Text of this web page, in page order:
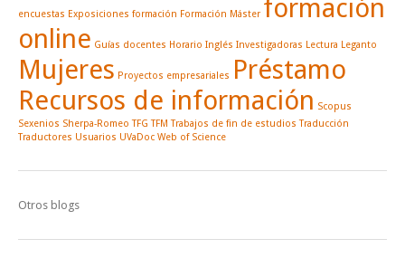
encuestas Exposiciones formación Formación Máster formación
online Guías docentes Horario Inglés Investigadoras Lectura Leganto
Mujeres Proyectos empresariales Préstamo
Recursos de información Scopus
Sexenios Sherpa-Romeo TFG TFM Trabajos de fin de estudios Traducción
Traductores Usuarios UVaDoc Web of Science
Otros blogs